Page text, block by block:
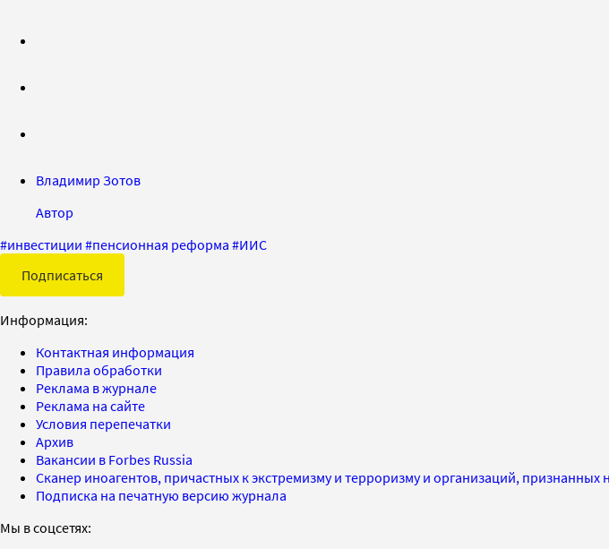
Владимир Зотов
Автор
#инвестиции #пенсионная реформа #ИИС
Подписаться
Информация:
Контактная информация
Правила обработки
Реклама в журнале
Реклама на сайте
Условия перепечатки
Архив
Вакансии в Forbes Russia
Сканер иноагентов, причастных к экстремизму и терроризму и организаций,
Подписка на печатную версию журнала
Мы в соцсетях: